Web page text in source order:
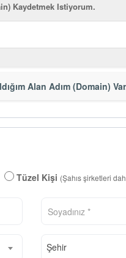
Kaydetmek Istiyorum.
Alan Adım (Domain)
Tüzel Kişi (Şahıs şirketleri
Şehir